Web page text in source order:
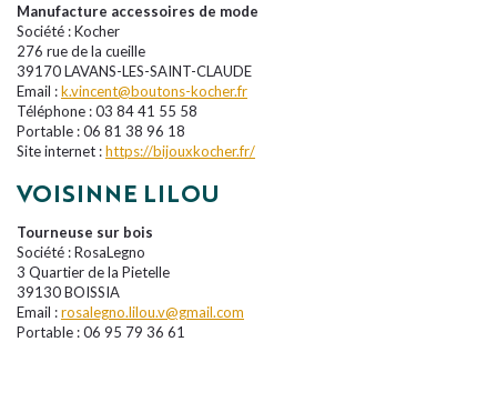
Manufacture accessoires de mode
Société : Kocher
276 rue de la cueille
39170 LAVANS-LES-SAINT-CLAUDE
Email :k.vincent@boutons-kocher.fr
Téléphone : 03 84 41 55 58
Portable : 06 81 38 96 18
Site internet :https://bijouxkocher.fr/
VOISINNE LILOU
Tourneuse sur bois
Société : RosaLegno
3 Quartier de la Pietelle
39130 BOISSIA
Email :rosalegno.lilou.v@gmail.com
Portable : 06 95 79 36 61